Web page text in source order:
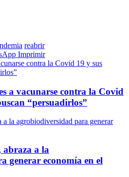
reabrir
Imprimir
contra la Covid 19 y sus
a vacunarse contra la Covid
“persuadirlos”
la agrobiodiversidad para generar
a la
generar economía en el